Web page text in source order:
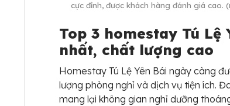
cực đỉnh, được khách hàng đánh giá cao.
Top 3 homestay Tú Lệ
nhất, chất lượng cao
Homestay Tú Lệ Yên Bái ngày càng
lượng phòng nghỉ và dịch vụ tiện ích.
mang lại không gian nghỉ dưỡng